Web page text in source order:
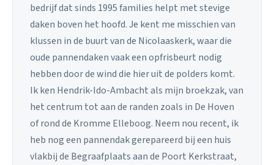
bedrijf dat sinds 1995 families helpt met stevige
daken boven het hoofd. Je kent me misschien van
klussen in de buurt van de Nicolaaskerk, waar die
oude pannendaken vaak een opfrisbeurt nodig
hebben door de wind die hier uit de polders komt.
Ik ken Hendrik-Ido-Ambacht als mijn broekzak, van
het centrum tot aan de randen zoals in De Hoven
of rond de Kromme Elleboog. Neem nou recent, ik
heb nog een pannendak gerepareerd bij een huis
vlakbij de Begraafplaats aan de Poort Kerkstraat,